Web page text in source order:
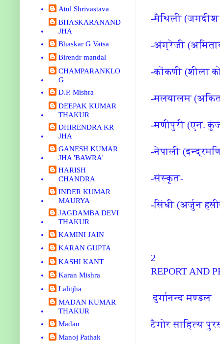
-मैथिली (जगदीश
-अंग्रेजी
-कोंकणी (शीला
-मलयालम
-मणीपुरी (एन.
-नेपाली
-संस्कृत-
-सिंधी (अर्जुन
2
REPORT AND
दुर्गानन्‍द मण्‍डल
टैगोर साहि‍त्‍य
Atul Shrivastava
BHASKARANAND
JHA
Bhaskar G Vatsa
Birendr mandal
CHAMPARANKLO
G
D.P. Mishra
DEEPAK KUMAR
THAKUR
DHIRENDRA KR
JHA
GANESH KUMAR
JHA 'BAWRA'
HARISH
CHANDRA
INDER KUMAR
MAURYA
JAGDAMBA DEVI
THAKUR
KAMINI JAIN
KARAN GUPTA
KASHI KANT
Karan Mishra
Lalitjha
MADAN KUMAR
THAKUR
Madan
Manoj Pathak